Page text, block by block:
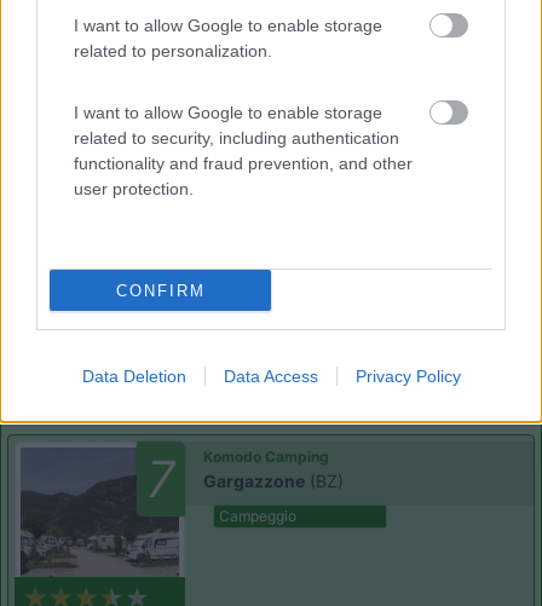
I want to allow Google to enable storage
related to personalization.
I want to allow Google to enable storage
related to security, including authentication
functionality and fraud prevention, and other
user protection.
CONFIRM
Data Deletion Data Access Privacy Policy
8.1
7 Komodo Camping
Gargazzone (BZ)
Campeggio